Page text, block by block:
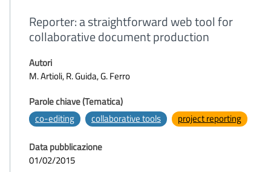
Reporter: a straightforward web tool for
collaborative document production
Autori
M. Artioli, R. Guida, G. Ferro
Parole chiave (Tematica)
co-editing
collaborative tools project reporting
Data pubblicazione
01/02/2015